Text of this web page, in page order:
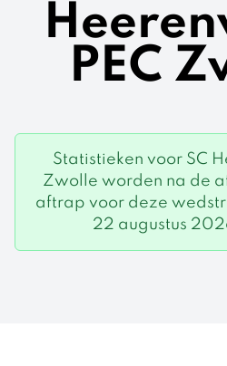
PEC
Statistieken voor SC
Zwolle worden na de
aftrap voor deze
22 augustus